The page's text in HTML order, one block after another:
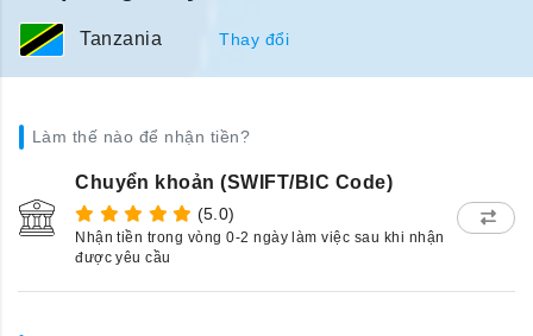
Tanzania Thay đổi
Làm thế nào để nhận tiền?
Chuyển khoản (SWIFT/BIC Code)
(5.0)
Nhận tiền trong vòng 0-2 ngày làm việc sau khi nhận
được yêu cầu